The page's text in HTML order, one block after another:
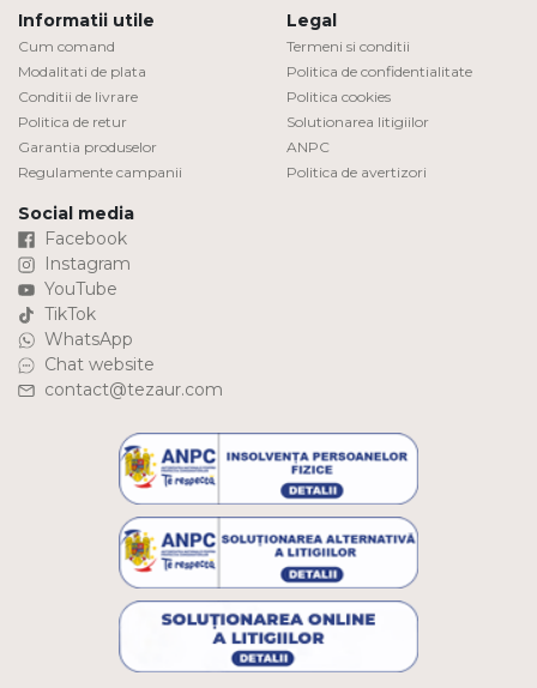
Informatii utile
Cum comand
Modalitati de plata
Conditii de livrare
Politica de retur
Garantia produselor
Regulamente campanii
Legal
Termeni si conditii
Politica de confidentialitate
Politica cookies
Solutionarea litigiilor
ANPC
Politica de avertizori
Social media
Facebook
Instagram
YouTube
TikTok
WhatsApp
Chat website
contact@tezaur.com